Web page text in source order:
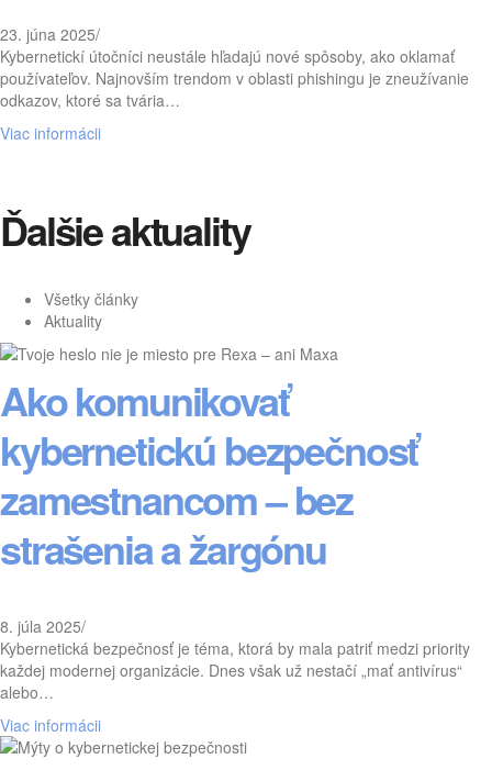
23. júna 2025/
Kybernetickí útočníci neustále hľadajú nové spôsoby, ako oklamať
používateľov. Najnovším trendom v oblasti phishingu je zneužívanie
odkazov, ktoré sa tvária…
Viac informácii
Ďalšie aktuality
Všetky články
Aktuality
Ako komunikovať
kybernetickú bezpečnosť
zamestnancom – bez
strašenia a žargónu
8. júla 2025/
Kybernetická bezpečnosť je téma, ktorá by mala patriť medzi priority
každej modernej organizácie. Dnes však už nestačí „mať antivírus“
alebo…
Viac informácii